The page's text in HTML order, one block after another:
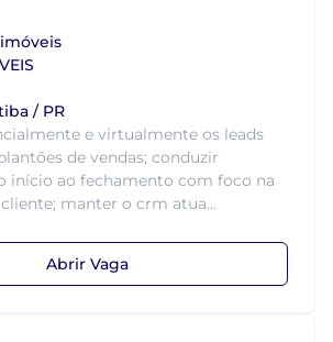
/ PR
e virtualmente os leads
de vendas; conduzir
início ao fechamento com foco na
manter o crm atua...
Abrir Vaga